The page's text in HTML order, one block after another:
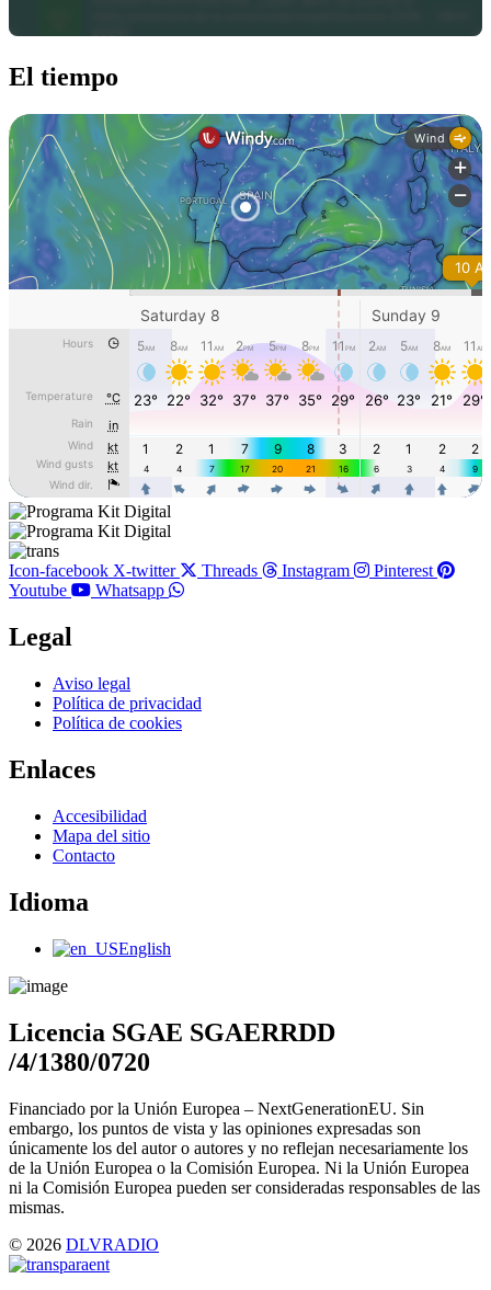
El tiempo
Icon-facebook X-twitter Threads Instagram
Pinterest
Youtube
Whatsapp
Legal
Main
Menu
Aviso legal
Política de privacidad
Política de cookies
Enlaces
Main
Menu
Accesibilidad
Mapa del sitio
Contacto
Idioma
Main
English
Licencia SGAE SGAERRDD
/4/1380/0720
Financiado por la Unión Europea – NextGenerationEU. Sin
embargo, los puntos de vista y las opiniones expresadas son
únicamente los del autor o autores y no reflejan necesariamente los
de la Unión Europea o la Comisión Europea. Ni la Unión Europea
ni la Comisión Europea pueden ser consideradas responsables de las
mismas.
© 2026 DLVRADIO